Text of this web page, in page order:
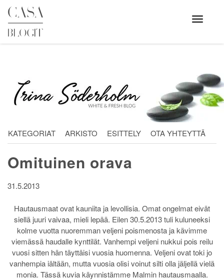
Skip
content
Avaa
valikko
KATEGORIAT ARKISTO ESITTELY OTA YHTEYTTÄ
Omituinen orava
31.5.2013
Hautausmaat ovat kauniita ja levollisia. Omat ongelmat eivät
siellä juuri vaivaa, mieli lepää. Eilen 30.5.2013 tuli kuluneeksi
kolme vuotta nuoremman veljeni poismenosta ja kävimme
viemässä haudalle kynttilät. Vanhempi veljeni nukkui pois reilu
vuosi sitten hän täyttäisi vuosia huomenna. Veljeni ovat toki jo
vanhempia iältään, mutta vuosia olisi voinut silti olla jäljellä vielä
monia. Tässä kuvia käynnistämme Malmin hautausmaalla.